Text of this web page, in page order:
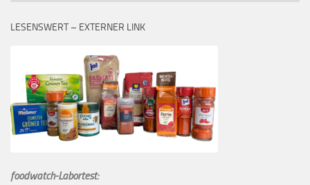
LESENSWERT – EXTERNER LINK
foodwatch-Labortest: